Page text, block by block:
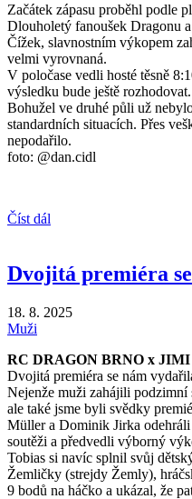
Začátek zápasu proběhl podle
Dlouholetý fanoušek Dragonu
Čížek, slavnostním výkopem
velmi vyrovnaná.
V poločase vedli hosté těsně
výsledku bude ještě rozhodovat.
Bohužel ve druhé půli už
standardních situacích. Přes
nepodařilo.
foto: @dan.cidl
Číst dál
Dvojitá premiéra
18. 8. 2025
Muži
RC DRAGON BRNO x
Dvojitá premiéra se nám
Nejenže muži zahájili
ale také jsme byli svědky
Müller a Dominik Jirka
soutěži a předvedli výborný
Tobias si navíc splnil svůj
Žemličky (strejdy Žemly),
9 bodů na háčko a ukázal, že